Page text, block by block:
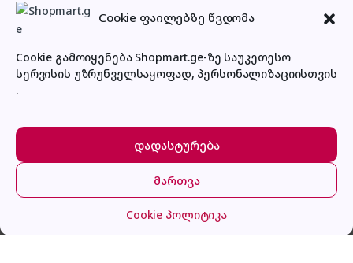
Cookie ფაილებზე წვდომა
Cookie გამოიყენება Shopmart.ge-ზე საუკეთესო
სერვისის უზრუნველსაყოფად, პერსონალიზაციისთვის
.
დადასტურება
მართვა
Cookie პოლიტიკა
პირადი კაბინეტი
მთავარი კატეგორიები კალათა შესვლა